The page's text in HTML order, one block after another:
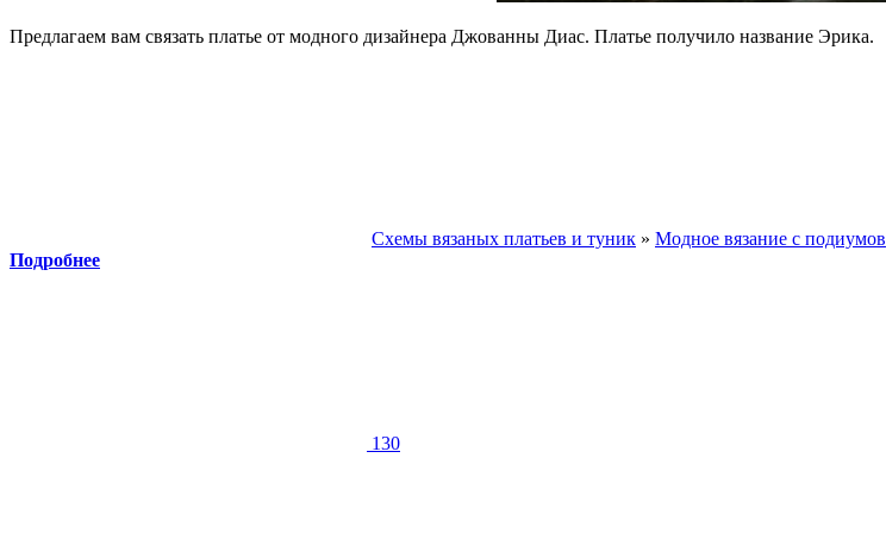
Предлагаем вам связать платье от модного дизайнера Джованны Диас. Платье получило название Эрика.
Схемы вязаных платьев и туник » Модное вязание с подиумов
Подробнее
130